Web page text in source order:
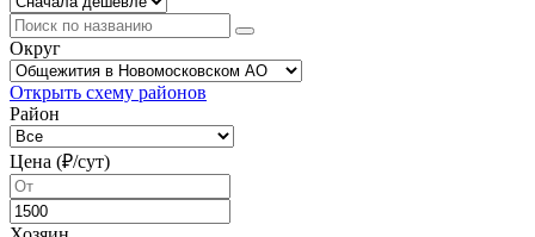
Округ
Открыть схему районов
Район
Цена (₽/cут)